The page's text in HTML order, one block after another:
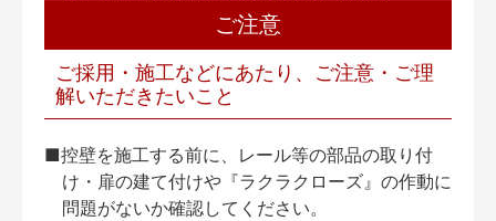
ご注意
ご採用・施工などにあたり、ご注意・ご理
解いただきたいこと
■控壁を施工する前に、レール等の部品の取り付
け・扉の建て付けや『ラクラクローズ』の作動に
問題がないか確認してください。